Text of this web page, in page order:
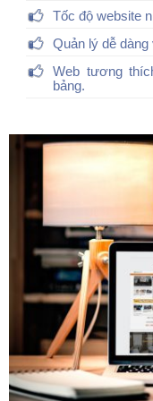
Tốc độ website
Quản lý dễ
Web tương
bảng.